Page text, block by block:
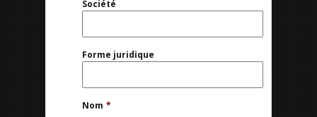
Société
Forme juridique
Nom *